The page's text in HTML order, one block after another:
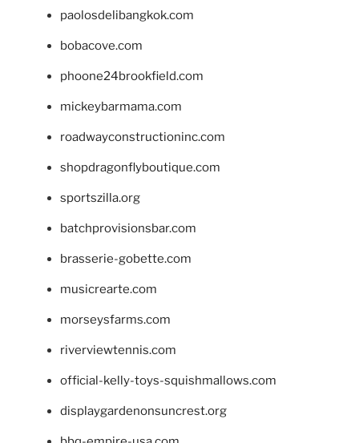
paolosdelibangkok.com
bobacove.com
phoone24brookfield.com
mickeybarmama.com
roadwayconstructioninc.com
shopdragonflyboutique.com
sportszilla.org
batchprovisionsbar.com
brasserie-gobette.com
musicrearte.com
morseysfarms.com
riverviewtennis.com
official-kelly-toys-squishmallows.com
displaygardenonsuncrest.org